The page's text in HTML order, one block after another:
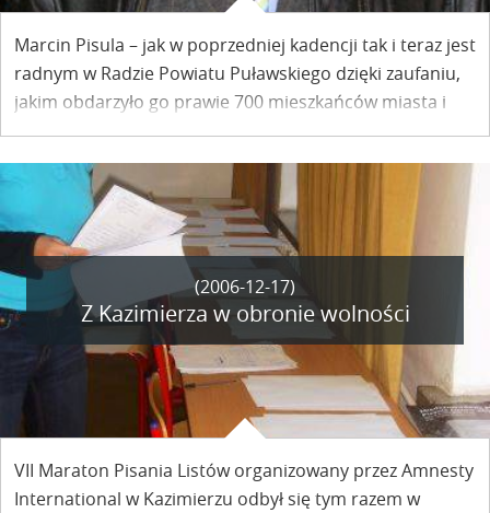
Marcin Pisula – jak w poprzedniej kadencji tak i teraz jest
radnym w Radzie Powiatu Puławskiego dzięki zaufaniu,
jakim obdarzyło go prawie 700 mieszkańców miasta i
Gminy Kazimierz. Obecnie w Radzie Powiatu, gdzie
Wspólnota Samorządowa, którą reprezentuje, znalazła
się poza koalicją rządzącą, będzie realizował obietnice
wyborcze z pozycji opozycjonisty.
(2006-12-17)
Z Kazimierza w obronie wolności
VII Maraton Pisania Listów organizowany przez Amnesty
International w Kazimierzu odbył się tym razem w